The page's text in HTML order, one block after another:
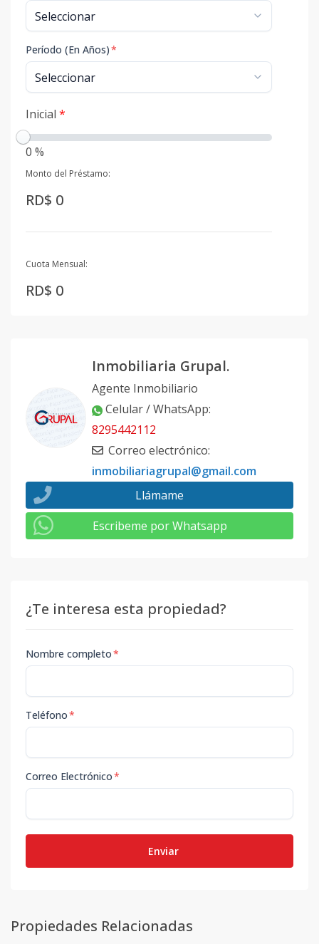
Período (En Años)*
Inicial *
0 %
Monto del Préstamo:
RD$ 0
Cuota Mensual:
RD$ 0
Inmobiliaria Grupal.
Agente Inmobiliario
Celular / WhatsApp:
8295442112
Correo electrónico:
inmobiliariagrupal@gmail.com
Llámame
Escribeme por Whatsapp
¿Te interesa esta propiedad?
Nombre completo*
Teléfono*
Correo Electrónico*
Enviar
Propiedades Relacionadas